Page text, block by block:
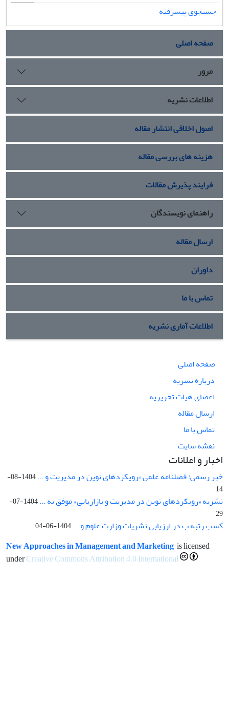
جستجوی پیشرفته
صفحه اصلی
مرور
اطلاعات نشریه
اصول اخلاقی انتشار مقاله
هزینه های بررسی مقاله
فرایند پذیرش مقالات
راهنمای نویسندگان
ارسال مقاله
داوران
تماس با ما
اطلاعات آماری نشریه
صفحه اصلی
درباره نشریه
اعضای هیات تحریریه
ارسال مقاله
تماس با ما
نقشه سایت
اخبار و اعلانات
خبر رسمی: فصلنامه علمی «رویکردهای نوین در مدیریت و ...
1404-08-
14
نشریه «رویکردهای نوین در مدیریت و بازاریابی» موفق به ...
1404-07-
29
کسب رتبه ب در ارزیابی نشریات وزارت علوم و ...1404-06-04
New Approaches in Management and Marketing is licensed
underCreative Commons Attribution 4.0 International